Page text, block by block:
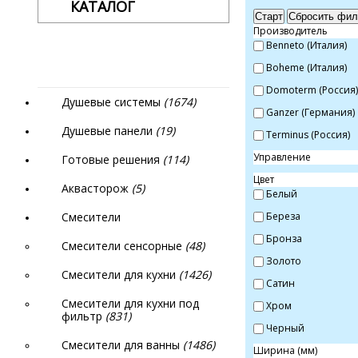
Старт Сбросить
Производитель
Benneto (Италия)
Boheme (Италия)
Domoterm (Россия)
Ganzer (Германия)
Terminus (Россия)
Управление
Цвет
Белый
Береза
Бронза
Золото
Сатин
Хром
Черный
Ширина (мм)
КАТАЛОГ
Душевые системы (1674)
Душевые панели (19)
Готовые решения (114)
Аквасторож (5)
Смесители
Смесители сенсорные (48)
Смесители для кухни (1426)
Смесители для кухни под
фильтр (831)
Смесители для ванны (1486)